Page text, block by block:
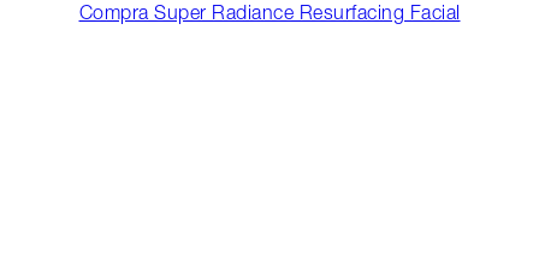
Compra Super Radiance Resurfacing Facial